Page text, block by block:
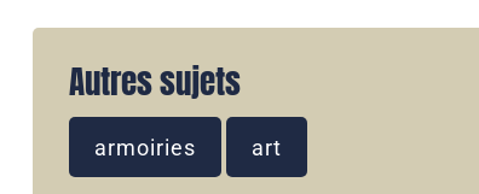
Autres sujets
armoiries art